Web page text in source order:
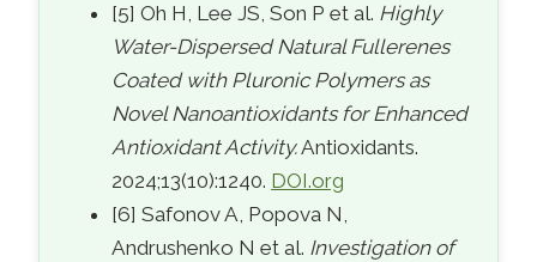
[5] Oh H, Lee JS, Son P et al. Highly
Water-Dispersed Natural Fullerenes
Coated with Pluronic Polymers as
Novel Nanoantioxidants for Enhanced
Antioxidant Activity.Antioxidants.
2024;13(10):1240. DOI.org
[6] Safonov A, Popova N,
Andrushenko N et al. Investigation of